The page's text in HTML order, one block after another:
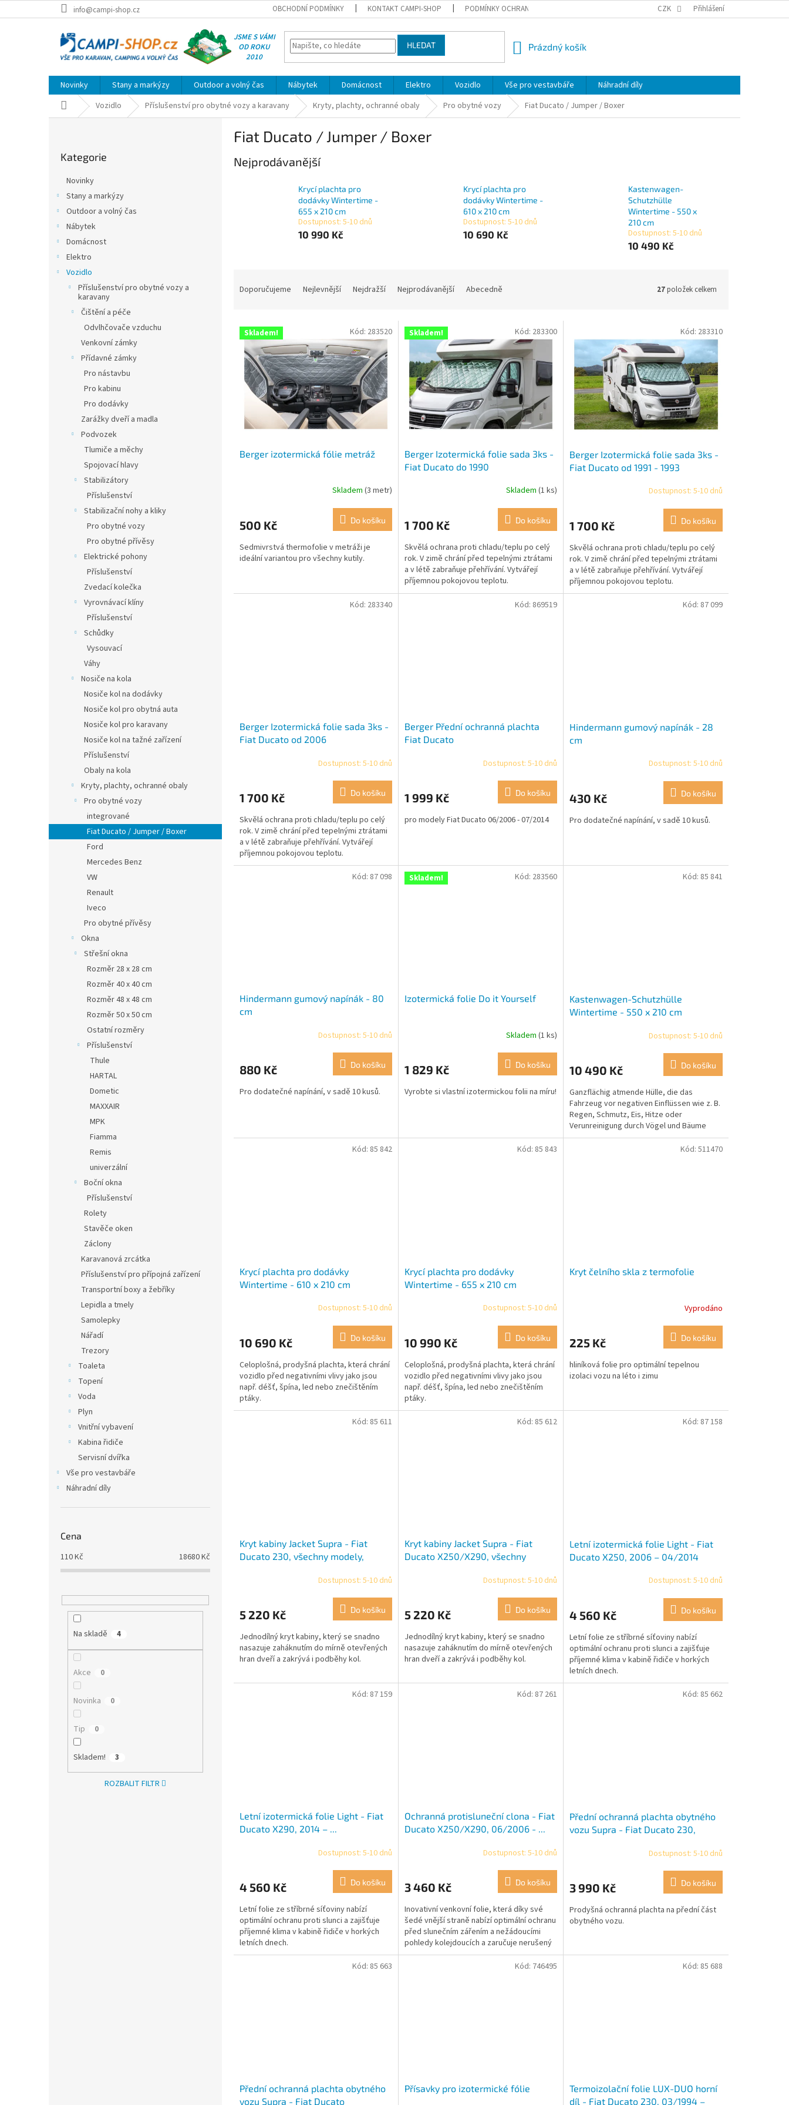
na
info@campi-shop.cz OBCHODNÍ PODMÍNKY KONTAKT CAMPI-SHOP PODMÍNKY OCHRANY OSOBNÍCH ÚDAJŮ REKLAMACE
CZK Přihlášení
JSME S VÁMI
OD ROKU
2010
HLEDAT
NÁKUPNÍ
Prázdný košík
Novinky Stany a markýzy Outdoor a volný čas Nábytek Domácnost Elektro Vozidlo Vše pro vestavbáře
Náhradní díly
Domů Vozidlo Příslušenství pro obytné vozy a karavany Kryty, plachty, ochranné obaly Pro obytné vozy Fiat Ducato / Jumper / Boxer
kategorie
Kategorie
Novinky
Stany a markýzy
Outdoor a volný čas
Nábytek
Domácnost
Elektro
Vozidlo
Příslušenství pro obytné vozy a
karavany
Čištění a péče
Odvlhčovače vzduchu
Venkovní zámky
Přídavné zámky
Pro nástavbu
Pro kabinu
Pro dodávky
Zarážky dveří a madla
Podvozek
Tlumiče a měchy
Spojovací hlavy
Stabilizátory
Příslušenství
Stabilizační nohy a kliky
Pro obytné vozy
Pro obytné přívěsy
Elektrické pohony
Příslušenství
Zvedací kolečka
Vyrovnávací klíny
Příslušenství
Schůdky
Vysouvací
Váhy
Nosiče na kola
Nosiče kol na dodávky
Nosiče kol pro obytná auta
Nosiče kol pro karavany
Nosiče kol na tažné zařízení
Příslušenství
Obaly na kola
Kryty, plachty, ochranné obaly
Pro obytné vozy
integrované
Fiat Ducato / Jumper / Boxer
Ford
Mercedes Benz
VW
Renault
Iveco
Pro obytné přívěsy
Okna
Střešní okna
Rozměr 28 x 28 cm
Rozměr 40 x 40 cm
Rozměr 48 x 48 cm
Rozměr 50 x 50 cm
Ostatní rozměry
Příslušenství
Thule
HARTAL
Dometic
MAXXAIR
MPK
Fiamma
Remis
univerzální
Boční okna
Příslušenství
Rolety
Stavěče oken
Záclony
Karavanová zrcátka
Příslušenství pro přípojná zařízení
Transportní boxy a žebříky
Lepidla a tmely
Samolepky
Nářadí
Trezory
Toaleta
Topení
Voda
Plyn
Vnitřní vybavení
Kabina řidiče
Servisní dvířka
Vše pro vestavbáře
Náhradní díly
Cena
110Kč 18680Kč
Na skladě 4
Akce 0
Novinka 0
Tip 0
Skladem! 3
ROZBALIT FILTR
Fiat Ducato / Jumper / Boxer
Nejprodávanější
Krycí plachta pro
dodávky Wintertime -
655 x 210 cm
Dostupnost: 5-10 dnů
10 990 Kč
Krycí plachta pro
dodávky Wintertime -
610 x 210 cm
Dostupnost: 5-10 dnů
10 690 Kč
Kastenwagen-
Schutzhülle
Wintertime - 550 x
210 cm
Dostupnost: 5-10 dnů
10 490 Kč
n
Doporučujeme Nejlevnější Nejdražší Nejprodávanější Abecedně 27položek celkem
V Skladem!
Berger izotermická fólie metráž
je
z
5
Skladem (3 metr)
500 Kč Do košíku
Sedmivrstvá thermofolie v metráži je
ideální variantou pro všechny kutily.
Kód: 283520 Skladem!
Berger Izotermická folie sada 3ks -
Fiat Ducato do 1990
Skladem (1 ks)
1 700 Kč Do košíku
Skvělá ochrana proti chladu/teplu po celý
rok. V zimě chrání před tepelnými ztrátami
a v létě zabraňuje přehřívání. Vytvářejí
příjemnou pokojovou teplotu.
Kód: 283300
Berger Izotermická folie sada 3ks -
Fiat Ducato od 1991 - 1993
je
z
5
hvězdiček.
Dostupnost: 5-10 dnů
1 700 Kč Do košíku
Skvělá ochrana proti chladu/teplu po celý
rok. V zimě chrání před tepelnými ztrátami
a v létě zabraňuje přehřívání. Vytvářejí
příjemnou pokojovou teplotu.
Kód: 283310
Berger Izotermická folie sada 3ks -
Fiat Ducato od 2006
je
z
5
hvězdiček.
Dostupnost: 5-10 dnů
1 700 Kč Do košíku
Skvělá ochrana proti chladu/teplu po celý
rok. V zimě chrání před tepelnými ztrátami
a v létě zabraňuje přehřívání. Vytvářejí
příjemnou pokojovou teplotu.
Kód: 283340
Berger Přední ochranná plachta
Fiat Ducato
je
z
Dostupnost: 5-10 dnů
1 999 Kč Do košíku
pro modely Fiat Ducato 06/2006 - 07/2014
Kód: 869519
Hindermann gumový napínák - 28
cm
Dostupnost: 5-10 dnů
430 Kč Do košíku
Pro dodatečné napínání, v sadě 10 kusů.
Kód: 87 099
Hindermann gumový napínák - 80
cm
Dostupnost: 5-10 dnů
880 Kč Do košíku
Pro dodatečné napínání, v sadě 10 kusů.
Kód: 87 098 Skladem!
Izotermická folie Do it Yourself
je
z
Skladem (1 ks)
1 829 Kč Do košíku
Vyrobte si vlastní izotermickou folii na míru!
Kód: 283560
Kastenwagen-Schutzhülle
Wintertime - 550 x 210 cm
Dostupnost: 5-10 dnů
10 490 Kč Do košíku
Ganzflächig atmende Hülle, die das
Fahrzeug vor negativen Einflüssen wie z. B.
Regen, Schmutz, Eis, Hitze oder
Verunreinigung durch Vögel und Bäume
schützt.
Kód: 85 841
Krycí plachta pro dodávky
Wintertime - 610 x 210 cm
Dostupnost: 5-10 dnů
10 690 Kč Do košíku
Celoplošná, prodyšná plachta, která chrání
vozidlo před negativními vlivy jako jsou
např. déšť, špína, led nebo znečištěním
ptáky.
Kód: 85 842
Krycí plachta pro dodávky
Wintertime - 655 x 210 cm
Dostupnost: 5-10 dnů
10 990 Kč Do košíku
Celoplošná, prodyšná plachta, která chrání
vozidlo před negativními vlivy jako jsou
např. déšť, špína, led nebo znečištěním
ptáky.
Kód: 85 843
Kryt čelního skla z termofolie
Vyprodáno
225 Kč Do košíku
hliníková folie pro optimální tepelnou
izolaci vozu na léto i zimu
Kód: 511470
Kryt kabiny Jacket Supra - Fiat
Ducato 230, všechny modely,
244, všechny modely, 04/2002 –
Dostupnost: 5-10 dnů
5 220 Kč Do košíku
Jednodílný kryt kabiny, který se snadno
nasazuje zaháknutím do mírně otevřených
hran dveří a zakrývá i podběhy kol.
Kód: 85 611
Kryt kabiny Jacket Supra - Fiat
Ducato X250/X290, všechny
Dostupnost: 5-10 dnů
5 220 Kč Do košíku
Jednodílný kryt kabiny, který se snadno
nasazuje zaháknutím do mírně otevřených
hran dveří a zakrývá i podběhy kol.
Kód: 85 612
Letní izotermická folie Light - Fiat
Ducato X250, 2006 – 04/2014
Dostupnost: 5-10 dnů
4 560 Kč Do košíku
Letní folie ze stříbrné síťoviny nabízí
optimální ochranu proti slunci a zajišťuje
příjemné klima v kabině řidiče v horkých
letních dnech.
Kód: 87 158
Letní izotermická folie Light - Fiat
Ducato X290, 2014 – ...
Dostupnost: 5-10 dnů
4 560 Kč Do košíku
Letní folie ze stříbrné síťoviny nabízí
optimální ochranu proti slunci a zajišťuje
příjemné klima v kabině řidiče v horkých
letních dnech.
Kód: 87 159
Ochranná protisluneční clona - Fiat
Ducato X250/X290, 06/2006 - ...
je
z
5
hvězdiček.
Dostupnost: 5-10 dnů
3 460 Kč Do košíku
Inovativní venkovní folie, která díky své
šedé vnější straně nabízí optimální ochranu
před slunečním zářením a nežádoucími
pohledy kolejdoucích a zaručuje nerušený
výhled zevnitř.
Kód: 87 261
Přední ochranná plachta obytného
vozu Supra - Fiat Ducato 230,
04/2002, Fiat Ducato 244, všechny
modely, 04/2002 – 2006
Dostupnost: 5-10 dnů
3 990 Kč Do košíku
Prodyšná ochranná plachta na přední část
obytného vozu.
Kód: 85 662
Přední ochranná plachta obytného
vozu Supra - Fiat Ducato
Kód: 85 663
Přísavky pro izotermické fólie
Kód: 746495
Termoizolační folie LUX-DUO horní
díl - Fiat Ducato 230, 03/1994 –
Kód: 85 688